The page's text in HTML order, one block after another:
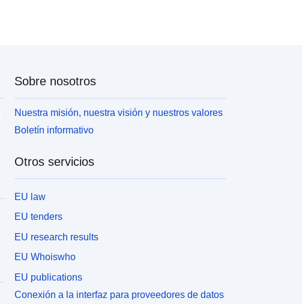
Sobre nosotros
Nuestra misión, nuestra visión y nuestros valores
Boletín informativo
Otros servicios
EU law
EU tenders
EU research results
EU Whoiswho
EU publications
Conexión a la interfaz para proveedores de datos